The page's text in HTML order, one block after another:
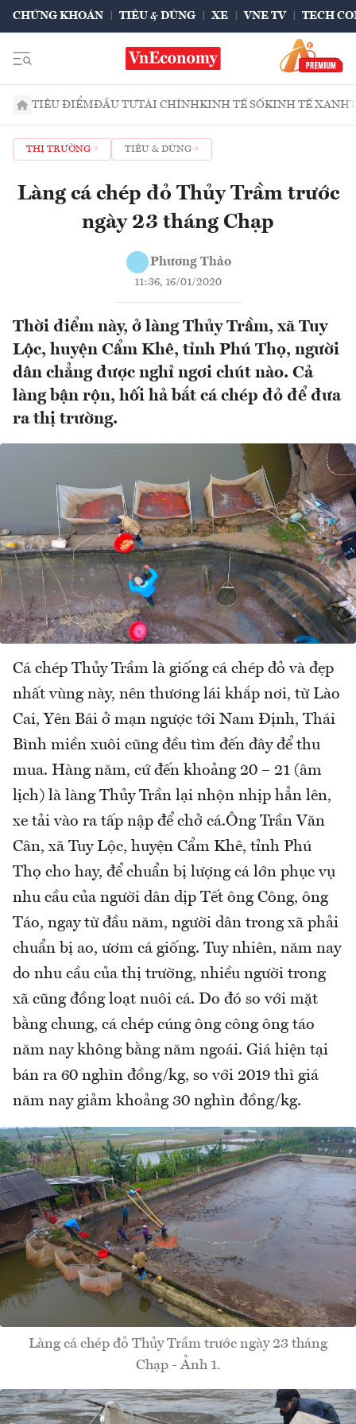
CHỨNG KHOÁN TIÊU & DÙNG XE VNE TV TECH
TIÊU ĐIỂMĐẦU TƯTÀI CHÍNHKINH TẾ SỐKINH TẾ XANH
THỊ TRƯỜNG TIÊU & DÙNG
Làng cá chép đỏ Thủy Trầm trước
ngày 23 tháng Chạp
Phương Thảo
11:36, 16/01/2020
Thời điểm này, ở làng Thủy Trầm, xã Tuy
Lộc, huyện Cẩm Khê, tỉnh Phú Thọ, người
dân chẳng được nghỉ ngơi chút nào. Cả
làng bận rộn, hối hả bắt cá chép đỏ để đưa
ra thị trường.
Cá chép Thủy Trầm là giống cá chép đỏ và đẹp
nhất vùng này, nên thương lái khắp nơi, từ Lào
Cai, Yên Bái ở mạn ngược tới Nam Định, Thái
Bình miền xuôi cũng đều tìm đến đây để thu
mua. Hàng năm, cứ đến khoảng 20 – 21 (âm
lịch) là làng Thủy Trần lại nhộn nhịp hẳn lên,
xe tải vào ra tấp nập để chở cá.Ông Trần Văn
Cân, xã Tuy Lộc, huyện Cẩm Khê, tỉnh Phú
Thọ cho hay, để chuẩn bị lượng cá lớn phục vụ
nhu cầu của người dân dịp Tết ông Công, ông
Táo, ngay từ đầu năm, người dân trong xã phải
chuẩn bị ao, ươm cá giống. Tuy nhiên, năm nay
do nhu cầu của thị trường, nhiều người trong
xã cũng đồng loạt nuôi cá. Do đó so với mặt
bằng chung, cá chép cúng ông công ông táo
năm nay không bằng năm ngoái. Giá hiện tại
bán ra 60 nghìn đồng/kg, so với 2019 thì giá
năm nay giảm khoảng 30 nghìn đồng/kg.
Làng cá chép đỏ Thủy Trầm trước ngày 23 tháng
Chạp - Ảnh 1.